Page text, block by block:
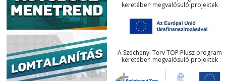
keretében megvalósuló projektek
A Széchenyi Terv TOP Plusz program
keretében megvalósuló projektek